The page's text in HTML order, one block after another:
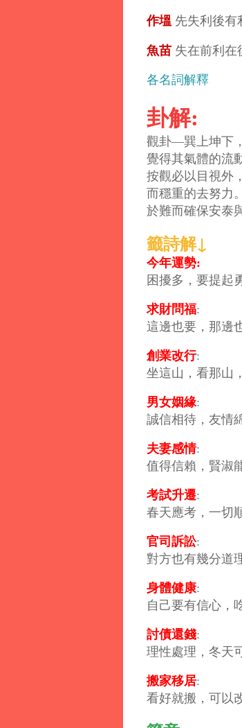
作塭 先失利後
魚苗 失在前利
各名詞解釋
卦解:
觀卦—巽上坤下
覺得其氣體的流
按觀必以目視外
而穩重的去努力
於難而確保安泰
籤詩解↓
今年運勢:
困擾多，要提起
求財問福:
這邊也要，那邊
創業改行:
坐這山，看那山
男女姻緣:
誠信相待，友情
夫妻感情:
值得信賴，賢淑
考試升遷:
春天應考，一切
官司訴訟:
對方也有幾分道
身體健康:
自己要有信心，
討債還錢:
理性處理，冬天
搬家移居:
看好就搬，可以